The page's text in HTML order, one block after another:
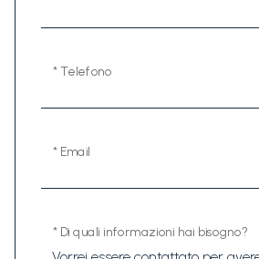
* Telefono
* Email
* Di quali informazioni hai bisogno?